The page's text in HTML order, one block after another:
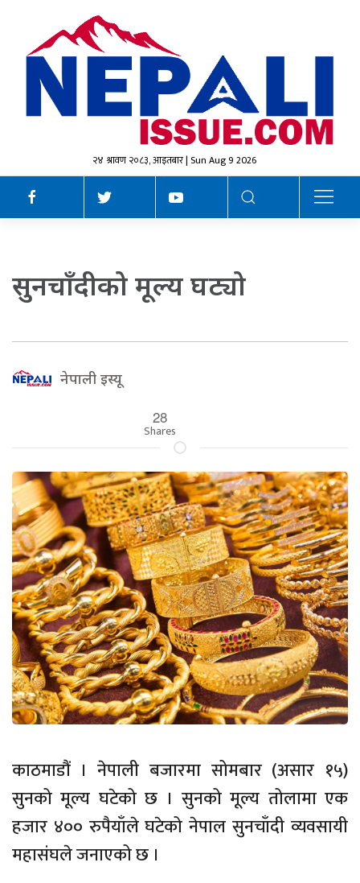
२४ श्रावण २०८३, आइतबार | Sun Aug 9 2026
सुनचाँदीको मूल्य घट्यो
नेपाली इस्यू
28
Shares
काठमाडौं । नेपाली बजारमा सोमबार (असार १५)
सुनको मूल्य घटेको छ । सुनको मूल्य तोलामा एक
हजार ४०० रुपैयाँले घटेको नेपाल सुनचाँदी व्यवसायी
महासंघले जनाएको छ ।